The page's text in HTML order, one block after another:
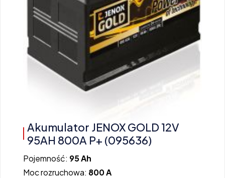
Akumulator JENOX GOLD 12V
95AH 800A P+ (095636)
Pojemność: 95 Ah
Moc rozruchowa: 800 A